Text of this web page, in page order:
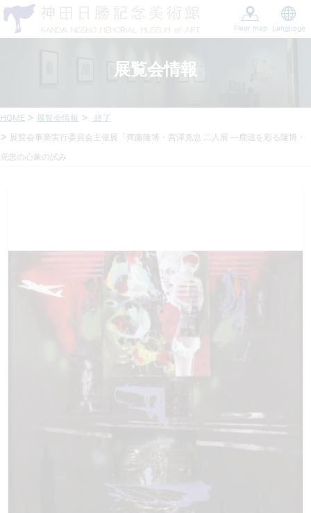
Floor map Language
展覧会情報
HOME 展覧会情報
終了
展覧会事業実行委員会主催展「齊藤隆博・宮澤克忠 二人展 ―鹿追を彩る隆博・
克忠の心象の試み